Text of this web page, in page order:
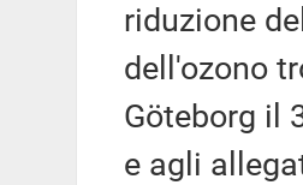
riduzione
dell'ozono
Göteborg il
e agli